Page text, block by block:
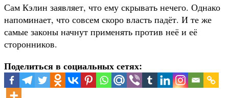
Сам Кэлин заявляет, что ему скрывать нечего. Однако
напоминает, что совсем скоро власть падёт. И те же
самые законы начнут применять против неё и её
сторонников.
Поделиться в социальных сетях: